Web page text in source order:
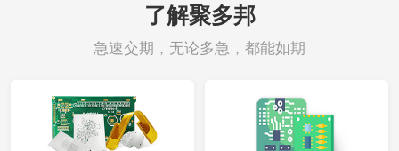
了解聚多邦
急速交期，无论多急，都能如期